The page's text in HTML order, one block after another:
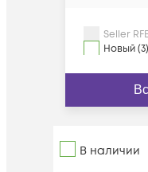
Seller
Новый (3)
В наличии